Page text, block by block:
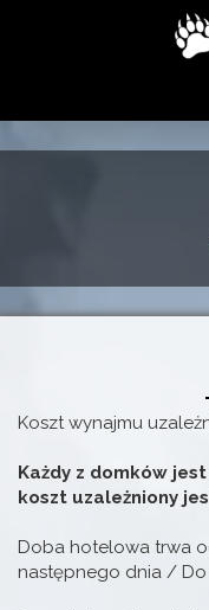
Koszt wynajmu
Każdy z domków
koszt uzależniony
Doba hotelowa trwa
następnego dnia /